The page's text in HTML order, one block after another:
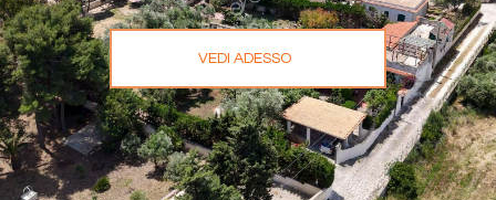
VEDI ADESSO